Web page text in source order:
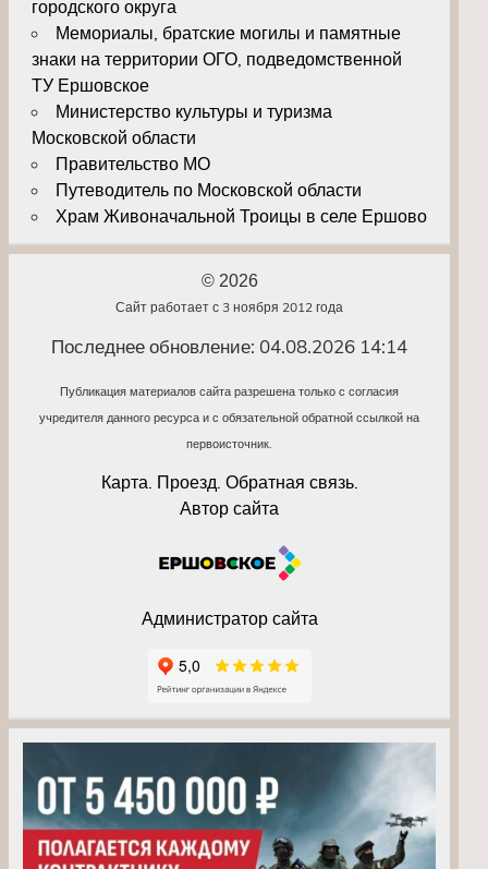
городского округа
Мемориалы, братские могилы и памятные
знаки на территории ОГО, подведомственной
ТУ Ершовское
Министерство культуры и туризма
Московской области
Правительство МО
Путеводитель по Московской области
Храм Живоначальной Троицы в селе Ершово
© 2026
Сайт работает с 3 ноября 2012 года
Последнее обновление: 04.08.2026 14:14
Публикация материалов сайта разрешена только с согласия
учредителя данного ресурса и с обязательной обратной ссылкой на
первоисточник.
Карта. Проезд. Обратная связь.
Автор сайта
Администратор сайта